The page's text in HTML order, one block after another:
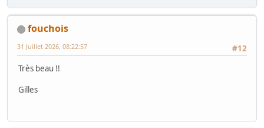
fouchois
#12
31 Juillet 2026, 08:22:57
Très beau !!
Gilles